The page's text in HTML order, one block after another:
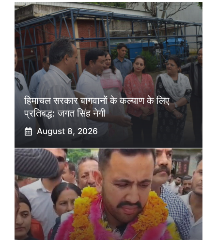
हिमाचल सरकार बागवानों के कल्याण के लिए
प्रतिबद्ध: जगत सिंह नेगी
August 8, 2026